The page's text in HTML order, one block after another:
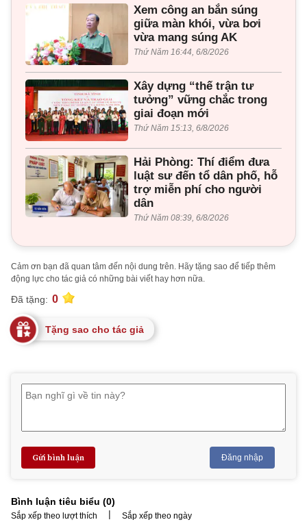
Xem công an bắn súng
giữa màn khói, vừa bơi
vừa mang súng AK
Thứ Năm 16:44, 6/8/2026
Xây dựng “thế trận tư
tưởng” vững chắc trong
giai đoạn mới
Thứ Năm 15:13, 6/8/2026
Hải Phòng: Thí điểm đưa
luật sư đến tổ dân phố, hỗ
trợ miễn phí cho người
dân
Thứ Năm 08:39, 6/8/2026
Cảm ơn bạn đã quan tâm đến nội dung trên. Hãy tặng sao để tiếp thêm
động lực cho tác giả có những bài viết hay hơn nữa.
Đã tặng: 0
Tặng sao cho tác giả
Gửi bình luận Đăng nhập
Bình luận tiêu biểu (0)
Sắp xếp theo lượt thích | Sắp xếp theo ngày